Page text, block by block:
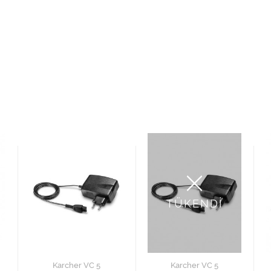
Karcher VC 5
TÜKENDİ
Karcher VC 5